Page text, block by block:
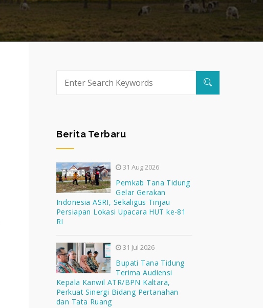
Berita Terbaru
31 Aug 2026
Pemkab Tana Tidung
Gelar Gerakan
Indonesia ASRI, Sekaligus Tinjau
Persiapan Lokasi Upacara HUT ke-81
RI
31 Jul 2026
Bupati Tana Tidung
Terima Audiensi
Kepala Kanwil ATR/BPN Kaltara,
Perkuat Sinergi Bidang Pertanahan
dan Tata Ruang